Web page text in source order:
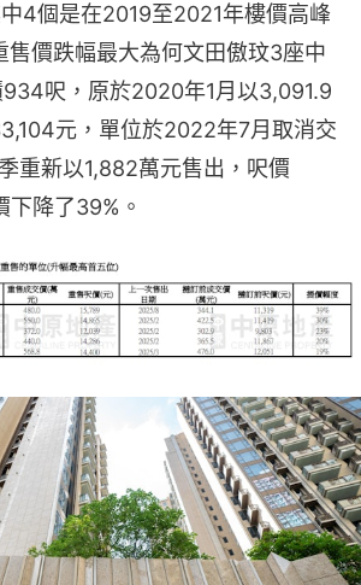
4個是在2019至2021年樓價高峰
售價跌幅最大為何文田傲玟3座中
呎，原於2020年1月以3,091.9
元，單位於2022年7月取消交
重新以1,882萬元售出，呎價
下降了39%。